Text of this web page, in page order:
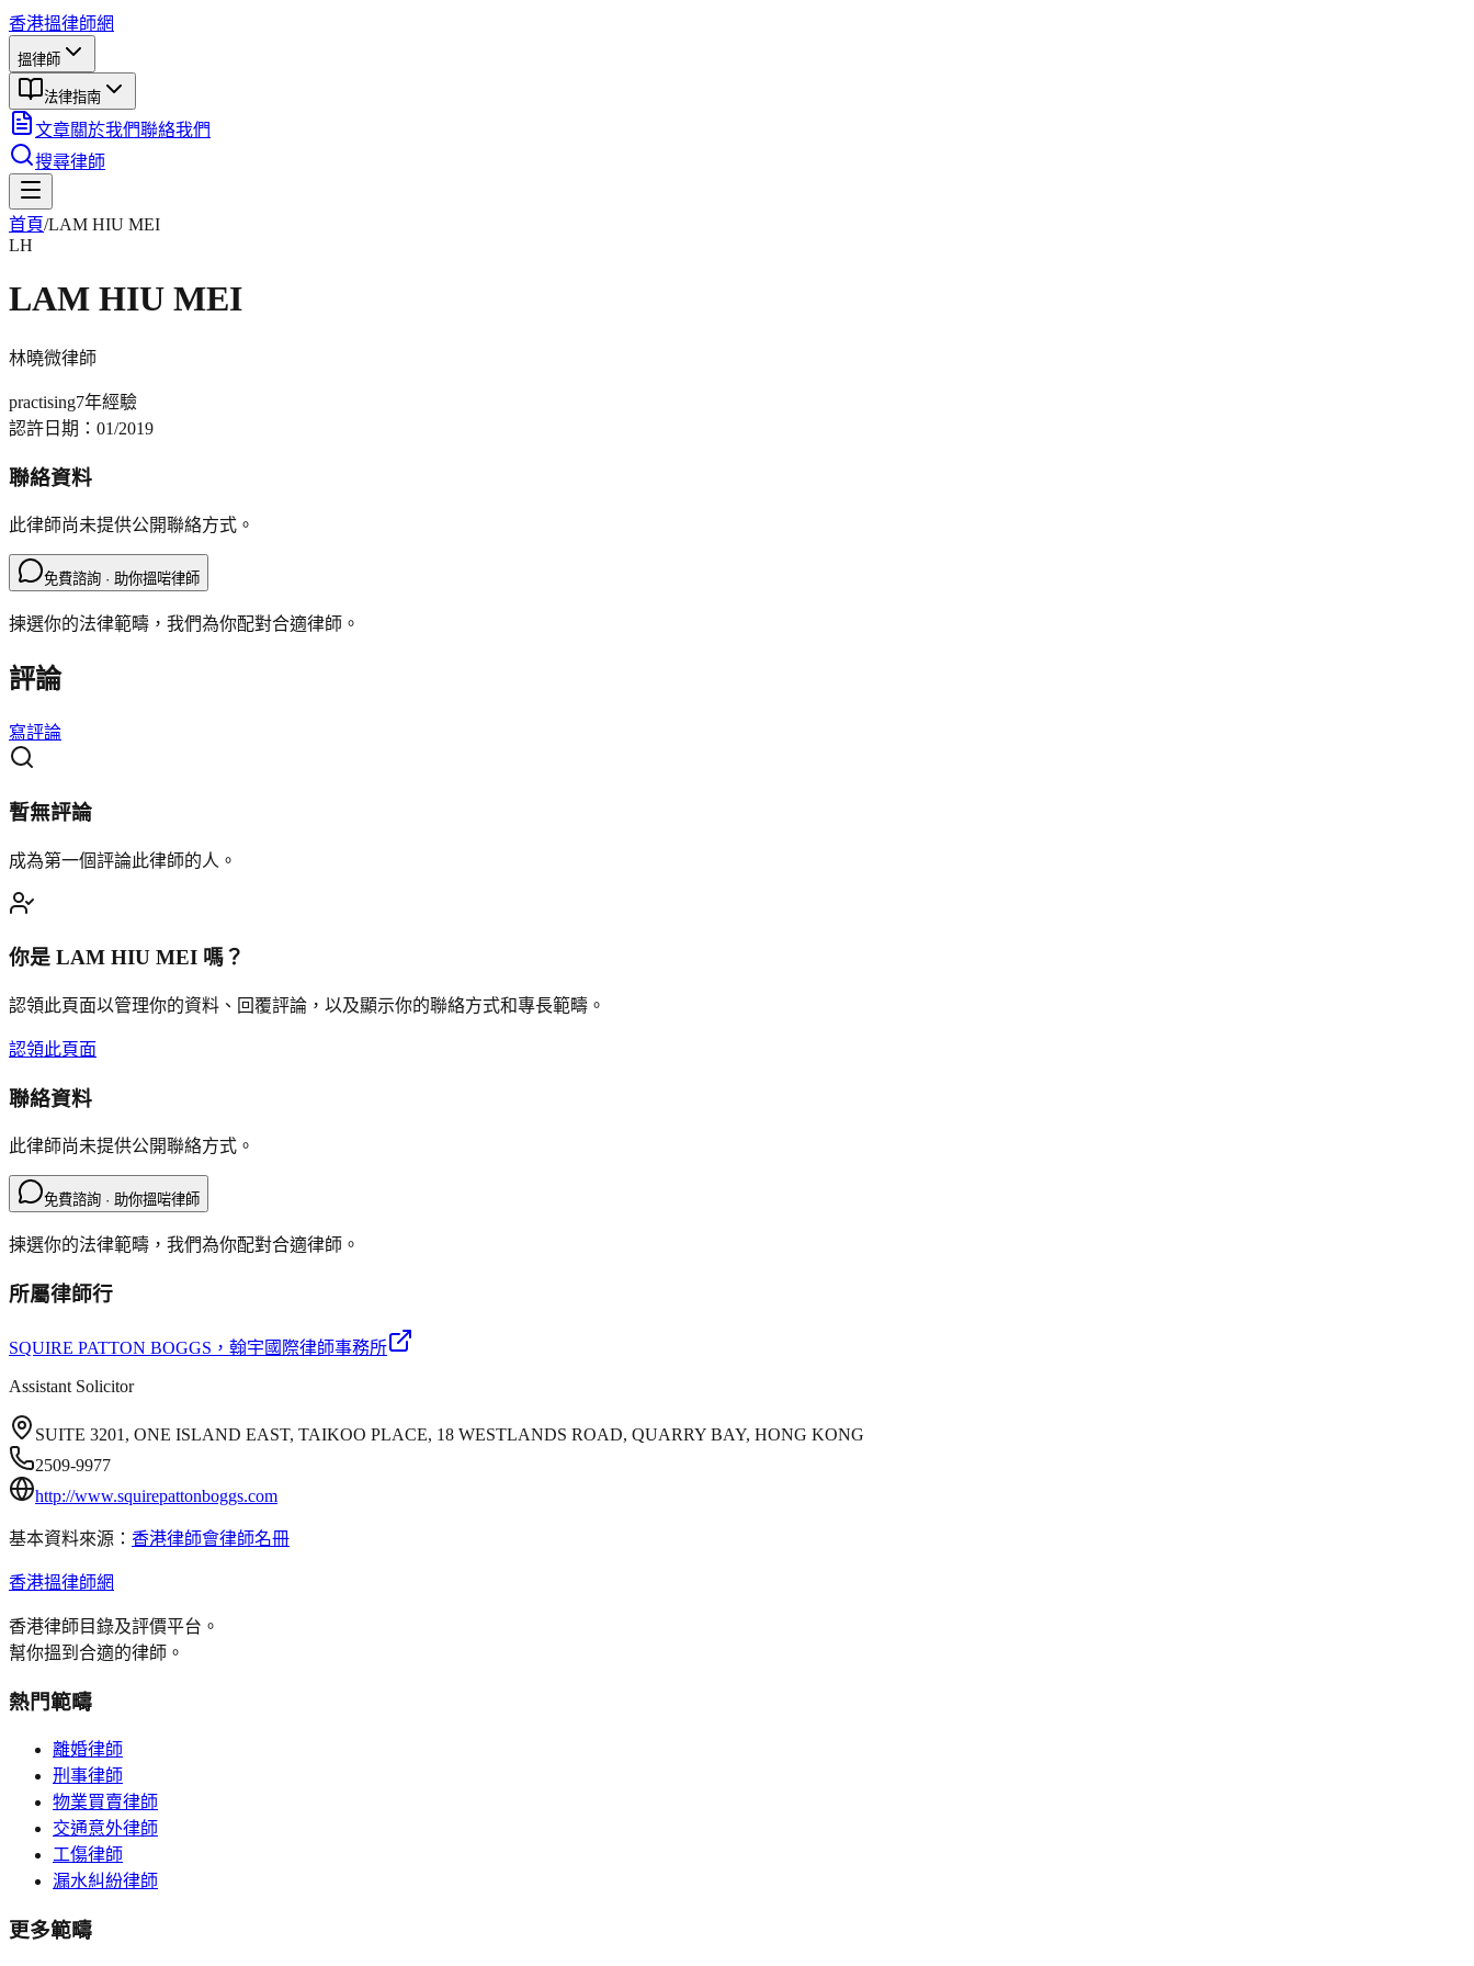
香港搵律師網
搵律師
法律指南
文章關於我們聯絡我們
搜尋律師
首頁/LAM HIU MEI
LH
LAM HIU MEI
林曉微律師
practising7年經驗
認許日期： 01/2019
聯絡資料
此律師尚未提供公開聯絡方式。
免費諮詢 · 助你搵啱律師
揀選你的法律範疇，我們為你配對合適律師。
評論
寫評論
暫無評論
成為第一個評論此律師的人。
你是 LAM HIU MEI 嗎？
認領此頁面以管理你的資料、回覆評論，以及顯示你的聯絡方式和專長範疇。
認領此頁面
聯絡資料
此律師尚未提供公開聯絡方式。
免費諮詢 · 助你搵啱律師
揀選你的法律範疇，我們為你配對合適律師。
所屬律師行
SQUIRE PATTON BOGGS ，翰宇國際律師事務所
Assistant Solicitor
SUITE 3201, ONE ISLAND EAST, TAIKOO PLACE, 18 WESTLANDS ROAD, QUARRY BAY, HONG KONG
2509-9977
http://www.squirepattonboggs.com
基本資料來源： 香港律師會律師名冊
香港搵律師網
香港律師目錄及評價平台。
幫你搵到合適的律師。
熱門範疇
離婚律師
刑事律師
物業買賣律師
交通意外律師
工傷律師
漏水糾紛律師
更多範疇